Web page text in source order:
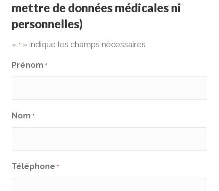
mettre de données médicales ni
personnelles)
« * » indique les champs nécessaires
Prénom *
Nom *
Téléphone *